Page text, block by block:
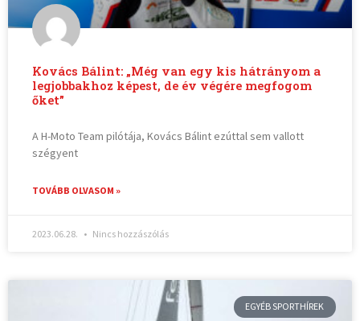
Kovács Bálint: „Még van egy kis hátrányom a
legjobbakhoz képest, de év végére megfogom
őket”
A H-Moto Team pilótája, Kovács Bálint ezúttal sem vallott
szégyent
TOVÁBB OLVASOM »
2023.06.28. Nincs hozzászólás
EGYÉB SPORTHÍREK